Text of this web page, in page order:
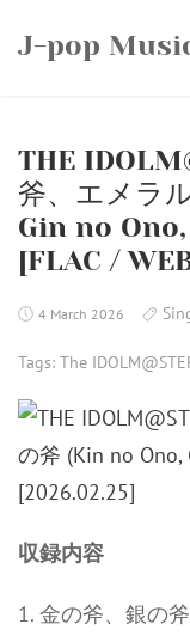
J-pop
THE
斧、エメラ
Gin no
[FLAC /
4 March 2026
Tags: The
収録内容
1. 金の斧、銀の